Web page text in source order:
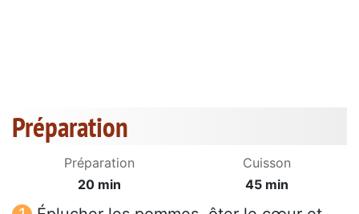
Préparation
Préparation
20 min
Cuisson
45 min